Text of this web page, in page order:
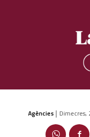
Agències | Dimecres,